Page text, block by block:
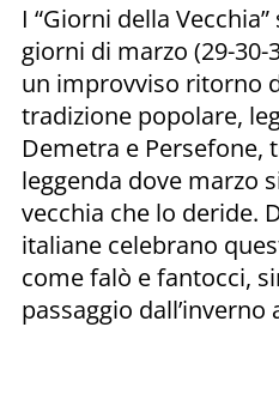
I “Giorni della
giorni di marzo (29-30-
un improvviso ritorno
tradizione popolare,
Demetra e Persefone,
leggenda dove marzo
vecchia che lo deride.
italiane celebrano
come falò e fantocci,
passaggio